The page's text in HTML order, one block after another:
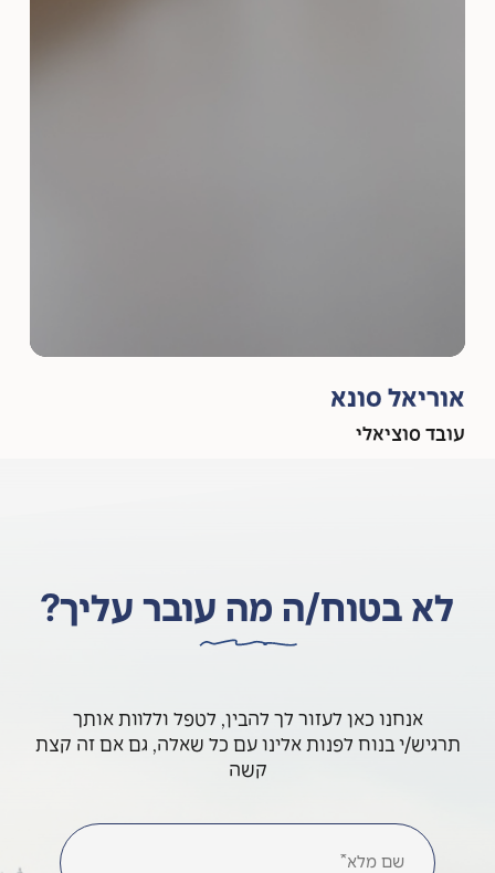
אוריאל סונא
עובד סוציאלי
לא בטוח/ה מה עובר עליך?
אנחנו כאן לעזור לך להבין, לטפל וללוות אותך
תרגיש/י בנוח לפנות אלינו עם כל שאלה, גם אם זה קצת
קשה